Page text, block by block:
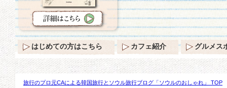
旅行のプロ元CAによる韓国旅行とソウル旅行ブログ「ソウルのおしゃれ」 TOP
はじめての方はこちら カフェ紹介 グルメス